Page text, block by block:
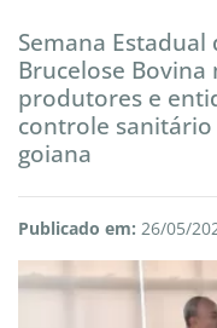
Semana
Brucelose
produtores e
controle
goiana
Publicado em: 26/05/